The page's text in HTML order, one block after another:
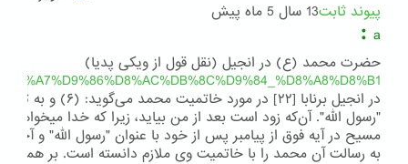
پیوند ثابت13 سال 5 ماه پیش
a
:
حضرت محمد (ع) در انجیل (نقل قول از ویکی پدیا)
در انجیل برنابا [۲۲] در
"رسول اللّه". آن‌که زود است بعد از من بیاید، زیرا که خدا می‏خواهد
مسیح در آیه فوق از پیامبر پس از خود با عنوان "رسول اللّه" و
به رسالت آن محمد را با خاتمیت وی ملازم دانسته است. بر